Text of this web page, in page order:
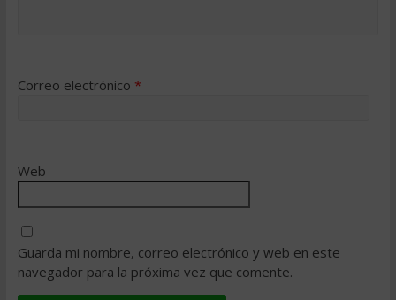
Correo electrónico *
Web
Guarda mi nombre, correo electrónico y web en este
navegador para la próxima vez que comente.